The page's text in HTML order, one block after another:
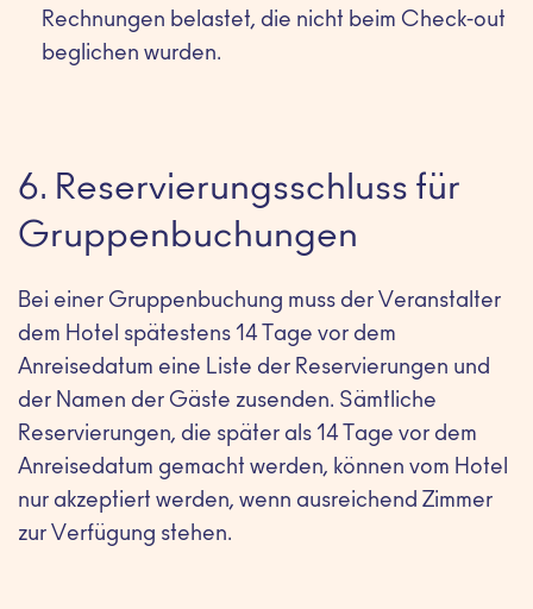
Rechnungen belastet, die nicht beim Check-out
beglichen wurden.
6. Reservierungsschluss für
Gruppenbuchungen
Bei einer Gruppenbuchung muss der Veranstalter
dem Hotel spätestens 14 Tage vor dem
Anreisedatum eine Liste der Reservierungen und
der Namen der Gäste zusenden. Sämtliche
Reservierungen, die später als 14 Tage vor dem
Anreisedatum gemacht werden, können vom Hotel
nur akzeptiert werden, wenn ausreichend Zimmer
zur Verfügung stehen.